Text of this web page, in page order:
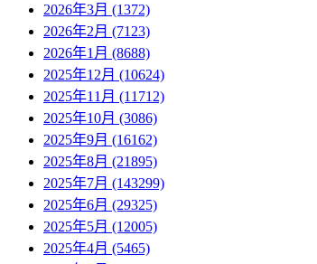
2026年3月 (1372)
2026年2月 (7123)
2026年1月 (8688)
2025年12月 (10624)
2025年11月 (11712)
2025年10月 (3086)
2025年9月 (16162)
2025年8月 (21895)
2025年7月 (143299)
2025年6月 (29325)
2025年5月 (12005)
2025年4月 (5465)